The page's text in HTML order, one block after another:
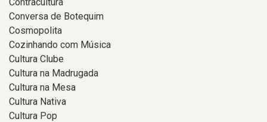
Conversa de Botequim
Cosmopolita
Cozinhando com Música
Cultura Clube
Cultura na Madrugada
Cultura na Mesa
Cultura Nativa
Cultura Pop